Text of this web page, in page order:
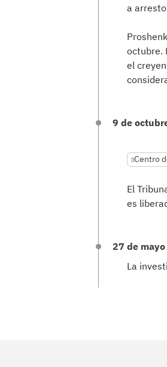
a
octubre.
el
9 de
Centro
El
es
27 de
La